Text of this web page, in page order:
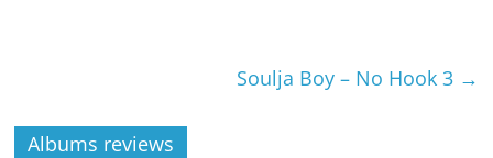
Soulja Boy – No Hook 3 →
Albums reviews